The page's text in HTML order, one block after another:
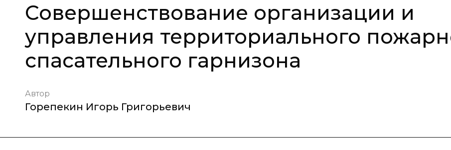
Совершенствование организации и
управления территориального
спасательного гарнизона
Автор
Горепекин Игорь Григорьевич